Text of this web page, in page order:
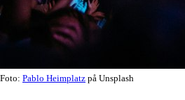
Foto: Pablo Heimplatz på Unsplash